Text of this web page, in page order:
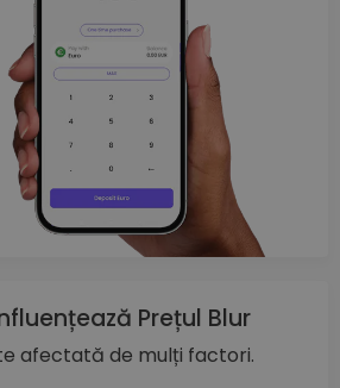
Prețul Blur
afectată de mulți factori.